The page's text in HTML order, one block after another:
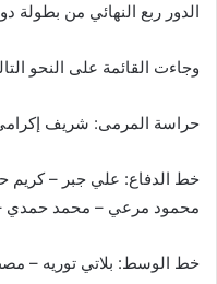
الدور ربع النهائي من بطولة
وجاءت القائمة على النحو
حراسة المرمى: شريف
خط الدفاع: علي جبر –
محمود مرعي – محمد حمدي
خط الوسط: بلاتي توريه –